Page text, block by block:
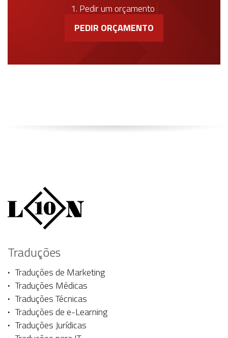
1. Pedir um orçamento
PEDIR ORÇAMENTO
Traduções
Traduções de Marketing
Traduções Médicas
Traduções Técnicas
Traduções de e-Learning
Traduções Jurídicas